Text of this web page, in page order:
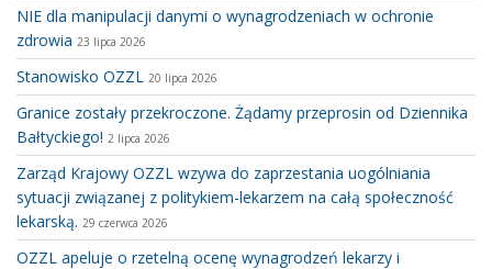
NIE dla manipulacji danymi o wynagrodzeniach w ochronie
zdrowia 23 lipca 2026
Stanowisko OZZL 20 lipca 2026
Granice zostały przekroczone. Żądamy przeprosin od Dziennika
Bałtyckiego! 2 lipca 2026
Zarząd Krajowy OZZL wzywa do zaprzestania uogólniania
sytuacji związanej z politykiem-lekarzem na całą społeczność
lekarską. 29 czerwca 2026
OZZL apeluje o rzetelną ocenę wynagrodzeń lekarzy i